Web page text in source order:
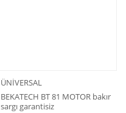
ÜNİVERSAL
BEKATECH BT 81 MOTOR bakır
sargı garantisiz